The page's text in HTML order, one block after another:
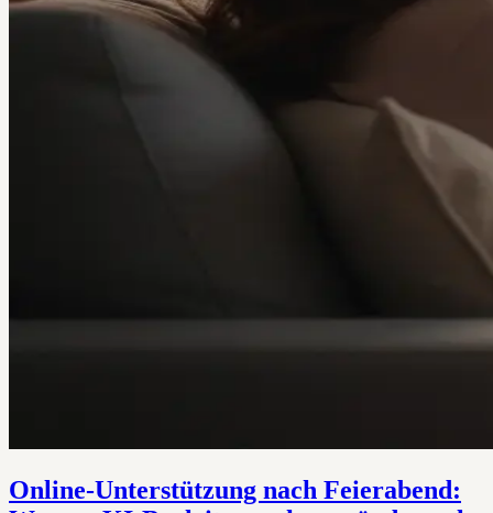
Online-Unterstützung nach Feierabend: